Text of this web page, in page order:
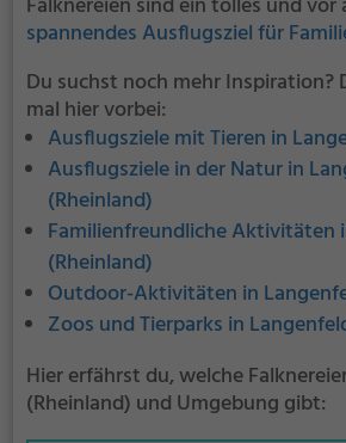
spannendes Ausflugsziel für
Du suchst noch mehr Inspiration?
mal hier vorbei:
Ausflugsziele mit Tieren in
Ausflugsziele in der Natur in
(Rheinland)
Familienfreundliche Aktivitäten
(Rheinland)
Outdoor-Aktivitäten in
Zoos und Tierparks in
Hier erfährst du, welche
(Rheinland) und Umgebung gibt: